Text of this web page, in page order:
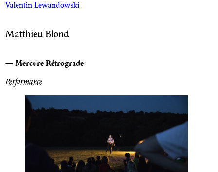
Valentin Lewandowski
Matthieu Blond
— Mercure Rétrograde
Performance